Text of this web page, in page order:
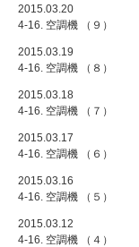
2015.03.20
4-16. 空調機 （９）
2015.03.19
4-16. 空調機 （８）
2015.03.18
4-16. 空調機 （７）
2015.03.17
4-16. 空調機 （６）
2015.03.16
4-16. 空調機 （５）
2015.03.12
4-16. 空調機 （４）